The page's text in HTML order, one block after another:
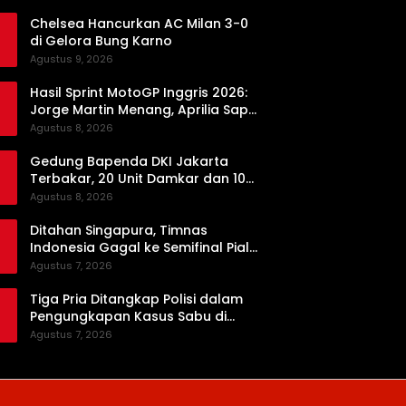
Chelsea Hancurkan AC Milan 3-0
di Gelora Bung Karno
Agustus 9, 2026
Hasil Sprint MotoGP Inggris 2026:
Jorge Martin Menang, Aprilia Sapu
Bersih Podium
Agustus 8, 2026
Gedung Bapenda DKI Jakarta
Terbakar, 20 Unit Damkar dan 100
Personel Dikerahkan
Agustus 8, 2026
Ditahan Singapura, Timnas
Indonesia Gagal ke Semifinal Piala
AFF 2026
Agustus 7, 2026
Tiga Pria Ditangkap Polisi dalam
Pengungkapan Kasus Sabu di
Dharmasraya, Timbangan Digital
Agustus 7, 2026